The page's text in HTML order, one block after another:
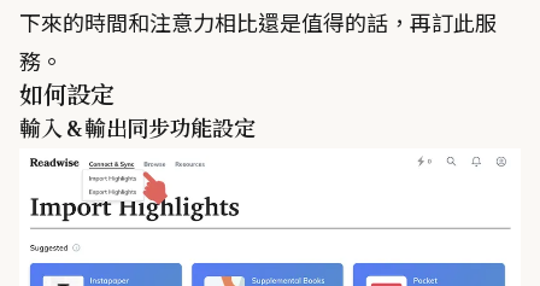
下來的時間和注意力相比還是值得的話，再訂此服
務。
如何設定
輸入 & 輸出同步功能設定